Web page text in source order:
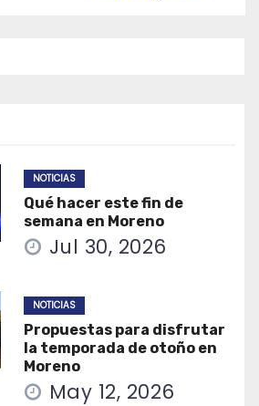
NOTICIAS
Qué hacer este fin de
semana en Moreno
Jul 30, 2026
NOTICIAS
Propuestas para disfrutar
la temporada de otoño en
Moreno
May 12, 2026